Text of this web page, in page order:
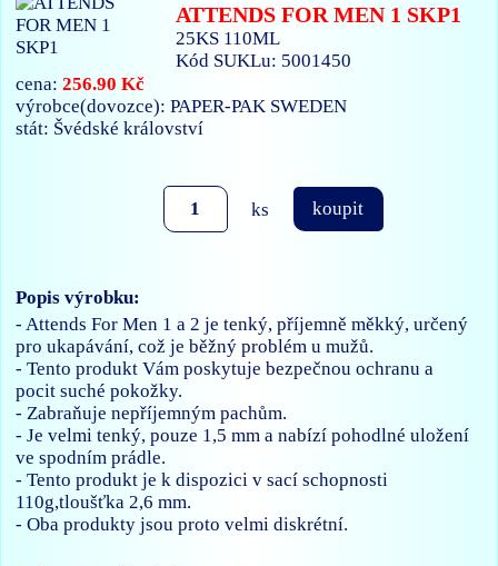
ATTENDS FOR MEN 1 SKP1
25KS 110ML
Kód SUKLu: 5001450
cena:256.90 Kč
výrobce(dovozce): PAPER-PAK SWEDEN
stát: Švédské království
ks koupit
Popis výrobku:
- Attends For Men 1 a 2 je tenký, příjemně měkký, určený
pro ukapávání, což je běžný problém u mužů.
- Tento produkt Vám poskytuje bezpečnou ochranu a
pocit suché pokožky.
- Zabraňuje nepříjemným pachům.
- Je velmi tenký, pouze 1,5 mm a nabízí pohodlné uložení
ve spodním prádle.
- Tento produkt je k dispozici v sací schopnosti
110g,tloušťka 2,6 mm.
- Oba produkty jsou proto velmi diskrétní.